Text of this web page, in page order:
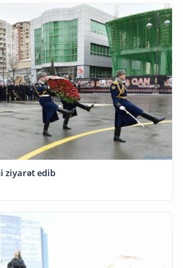
ziyarət edib